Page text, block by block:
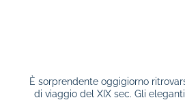
È sorprendente oggigiorno
di viaggio del XIX sec. Gli